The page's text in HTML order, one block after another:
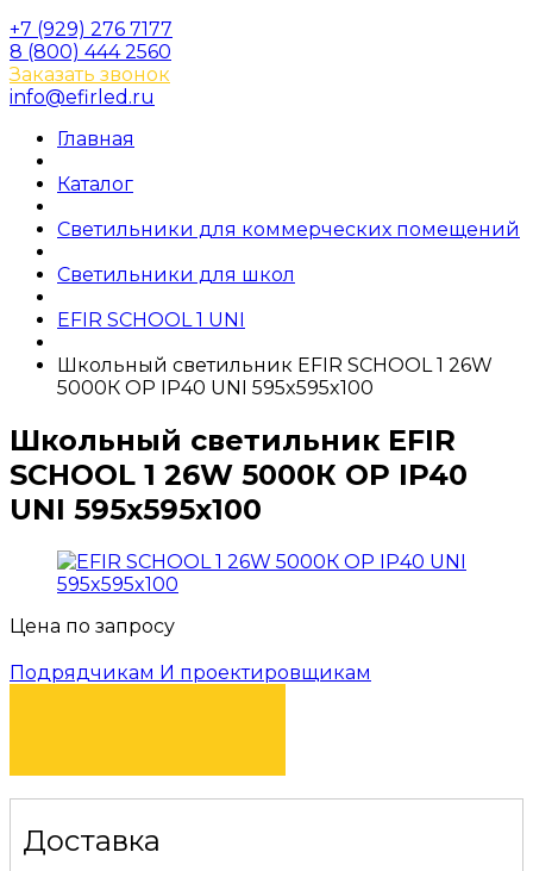
+7 (929) 276 7177
8 (800) 444 2560
Заказать звонок
info@efirled.ru
Главная
Каталог
Светильники для коммерческих помещений
Светильники для школ
EFIR SCHOOL 1 UNI
Школьный светильник EFIR SCHOOL 1 26W
5000К OP IP40 UNI 595x595x100
Школьный светильник EFIR
SCHOOL 1 26W 5000К OP IP40
UNI 595x595x100
Цена по запросу
Подрядчикам И проектировщикам
Доставка